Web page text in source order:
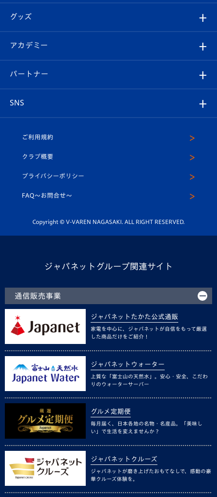
チケット
イベント
メディア
ホームタウン
スタッフプロフィール
マスコット紹介
平和祈念活動
ホームタウン活動
はじめての観戦ガイド
Revive Team
ヴィヴィくんの長崎おもてなしガイド
フォトギャラリー
スタジアムグルメ
チケット
V-LOVERS（ファンクラブ）
プレイヤーズスイート
グッズ
オンラインショップ
店舗情報
アカデミー
育成からのお知らせ
U-18
スクール
パートナー
SNS
ヴィヴィくんインスタグラム
公式LINE＠
ご利用規約
クラブ概要
プライバシーポリシー
FAQ〜お問合せ〜
Copyright © V-VAREN NAGASAKI. ALL RIGHT RESERVED.
ジャパネットグループ関連サイト
通信販売事業
ジャパネットたかた公式通販
家電を中心に、ジャパネットが自信をもって厳選
した商品だけをご紹介！
ジャパネットウォーター
上質な「富士山の天然水」。安心・安全、こだわ
りのウォーターサーバー
グルメ定期便
毎月届く、日本各地の名物・名産品。「美味し
い」で生活を変えませんか？
ジャパネットクルーズ
ジャパネットが磨き上げたおもてなしで、感動の豪
華クルーズ体験を。